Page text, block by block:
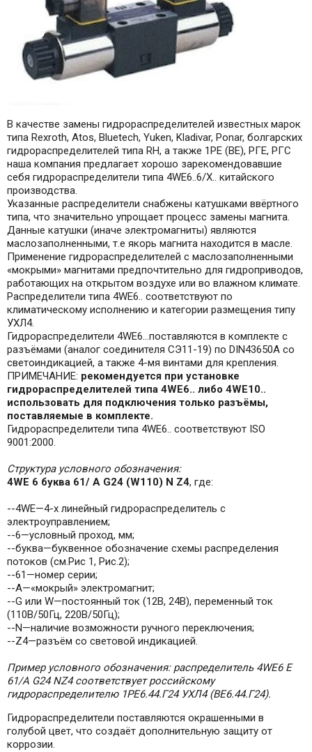
В качестве замены гидрораспределителей известных марок
типа Rexroth, Atos, Bluetech, Yuken, Kladivar, Ponar, болгарских
гидрораспределителей типа RH, а также 1РЕ (ВЕ), РГЕ, РГС
наша компания предлагает хорошо зарекомендовавшие
себя гидрораспределители типа 4WE6..6/X.. китайского
производства.
Указанные распределители снабжены катушками ввёртного
типа, что значительно упрощает процесс замены магнита.
Данные катушки (иначе электромагниты) являются
маслозаполненными, т.е якорь магнита находится в масле.
Применение гидрораспределителей с маслозаполненными
«мокрыми» магнитами предпочтительно для гидроприводов,
работающих на открытом воздухе или во влажном климате.
Распределители типа 4WE6.. соответствуют по
климатическому исполнению и категории размещения типу
УХЛ4.
Гидрораспределители 4WE6…поставляются в комплекте с
разъёмами (аналог соединителя СЭ11-19) по DIN43650A со
светоиндикацией, а также 4-мя винтами для крепления.
ПРИМЕЧАНИЕ: рекомендуется при установке
гидрораспределителей типа 4WE6.. либо 4WE10..
использовать для подключения только разъёмы,
поставляемые в комплекте.
Гидрораспределители типа 4WE6.. соответствуют ISO
9001:2000.
Структура условного обозначения:
4WE 6 буква 61/ А G24 (W110) N Z4, где:
--4WE—4-х линейный гидрораспределитель с
электроуправлением;
--6—условный проход, мм;
--буква—буквенное обозначение схемы распределения
потоков (см.Рис 1, Рис.2);
--61—номер серии;
--А—«мокрый» электромагнит;
--G или W—постоянный ток (12В, 24В), переменный ток
(110В/50Гц, 220В/50Гц);
--N—наличие возможности ручного переключения;
--Z4—разъём со световой индикацией.
Пример условного обозначения: распределитель 4WE6 E
61/A G24 NZ4 соответствует российскому
гидрораспределителю 1РЕ6.44.Г24 УХЛ4 (ВЕ6.44.Г24).
Гидрораспределители поставляются окрашенными в
голубой цвет, что создаёт дополнительную защиту от
коррозии.